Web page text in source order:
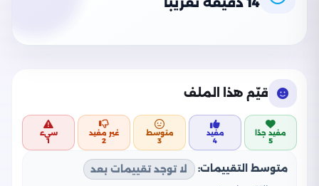
قيّم هذا الملف
مفيد جدًا
5
مفيد
4
متوسط
3
غير مفيد
2
سيء
1
متوسط التقييمات:
لا توجد تقييمات بعد